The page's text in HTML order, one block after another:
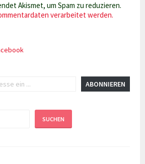
Akismet, um Spam zu reduzieren.
verarbeitet werden.
ABONNIEREN
SUCHEN